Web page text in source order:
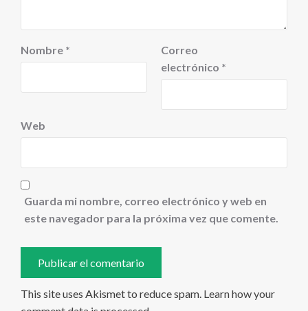
Nombre *
Correo
electrónico *
Web
Guarda mi nombre, correo electrónico y web en
este navegador para la próxima vez que comente.
This site uses Akismet to reduce spam. Learn how your